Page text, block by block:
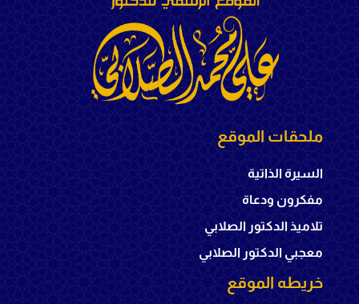
ملحقات الموقع
السيرة الذاتية
مفكرون ودعاة
تلاميذ الدكتور الصلابي
معجبي الدكتور الصلابي
خريطه الموقع